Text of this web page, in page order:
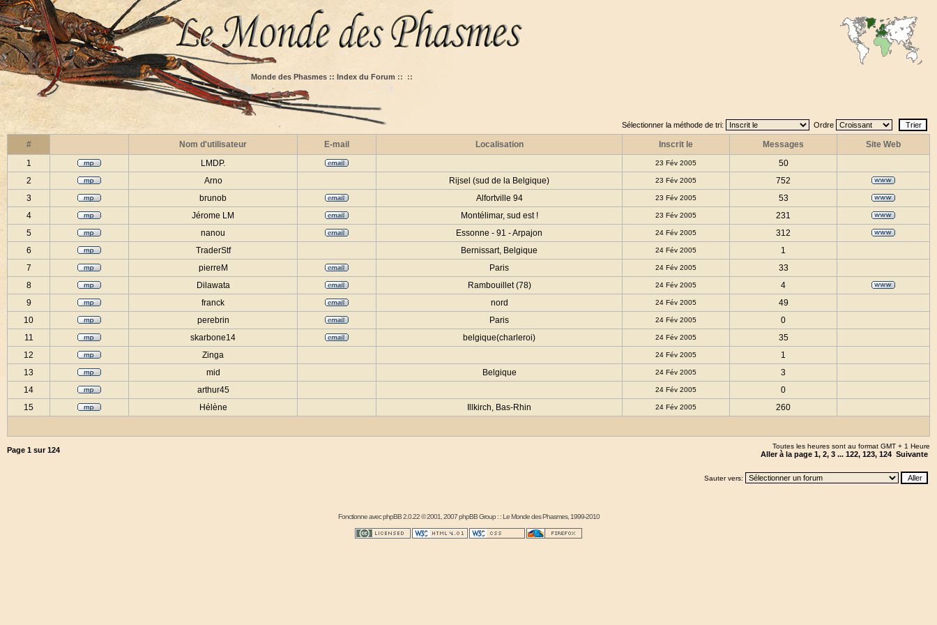
Monde des Phasmes :: Index du Forum :: ::
Sélectionner la méthode de tri: Ordre
# Nom d'utilisateur E-mail Localisation Inscrit le Messages
Site Web
1
LMDP. 23 Fév 2005
50
2
Arno Rijsel (sud de la Belgique) 23 Fév 2005
752
3
brunob Alfortville 94 23 Fév 2005
53
4
Jérome LM Montélimar, sud est ! 23 Fév 2005
231
5
nanou Essonne - 91 - Arpajon 24 Fév 2005
312
6
TraderStf Bernissart, Belgique 24 Fév 2005
1
7
pierreM Paris 24 Fév 2005
33
8
Dilawata Rambouillet (78) 24 Fév 2005
4
9
franck nord 24 Fév 2005
49
10
perebrin Paris 24 Fév 2005
0
11
skarbone14 belgique(charleroi) 24 Fév 2005
35
12
Zinga 24 Fév 2005
1
13
mid Belgique 24 Fév 2005
3
14
arthur45 24 Fév 2005
0
15
Hélène Illkirch, Bas-Rhin 24 Fév 2005 260
Page 1 sur124 Toutes les heures sont au format GMT + 1 Heure
Aller à la page 1, 2, 3 ... 122, 123, 124 Suivante
Sauter vers:
Fonctionne avecphpBB2.0.22 © 2001, 2007 phpBB Group : :Le Monde des Phasmes, 1999-2010